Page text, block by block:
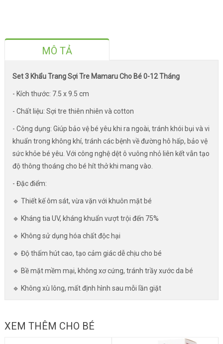
MÔ TẢ
Set 3 Khẩu Trang Sợi Tre Mamaru Cho Bé 0-12 Tháng
- Kích thước: 7.5 x 9.5 cm
- Chất liệu: Sợi tre thiên nhiên và cotton
- Công dụng: Giúp bảo vệ bé yêu khi ra ngoài, tránh khói bụi và vi
khuẩn trong không khí, tránh các bệnh về đường hô hấp, bảo vệ
sức khỏe bé yêu. Với công nghệ dệt ô vuông nhỏ liên kết vẫn tạo
độ thông thoáng cho bé hít thở khi mang vào.
- Đặc điểm:
🔹 Thiết kế ôm sát, vừa vặn với khuôn mặt bé
🔹 Kháng tia UV, kháng khuẩn vượt trội đến 75%
🔹 Không sử dụng hóa chất độc hại
🔹 Độ thấm hút cao, tạo cảm giác dễ chịu cho bé
🔹 Bề mặt mềm mại, không xơ cứng, tránh trầy xước da bé
🔹 Không xù lông, mất định hình sau mỗi lần giặt
XEM THÊM CHO BÉ